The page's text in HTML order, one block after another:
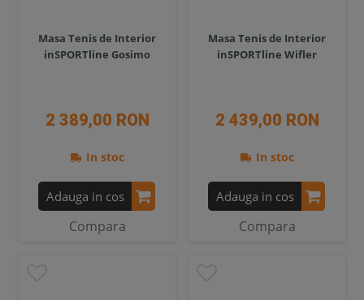
Masa Tenis de Interior
inSPORTline Gosimo
2 389,00 RON
In stoc
Adauga in cos
Compara
Masa Tenis de Interior
inSPORTline Wifler
2 439,00 RON
In stoc
Adauga in cos
Compara